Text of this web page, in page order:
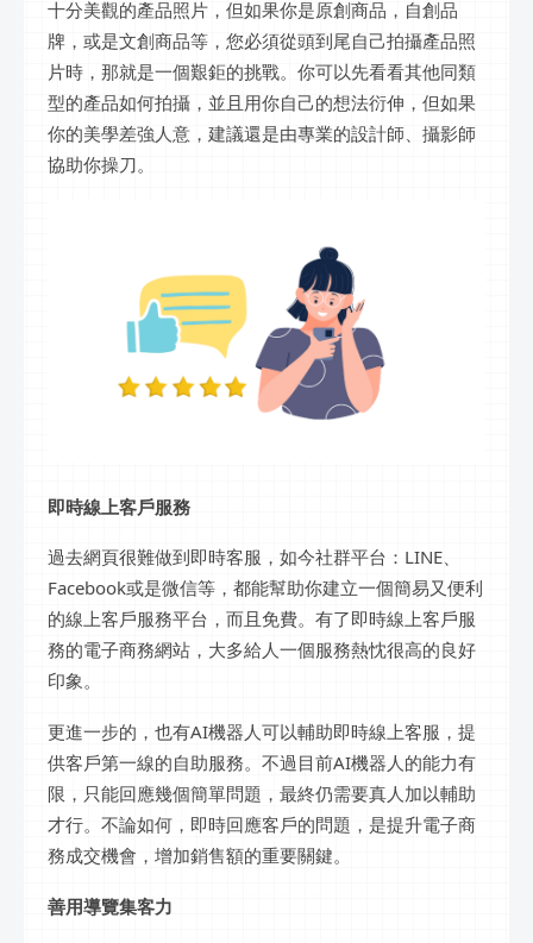
十分美觀的產品照片，但如果你是原創商品，自創品
牌，或是文創商品等，您必須從頭到尾自己拍攝產品照
片時，那就是一個艱鉅的挑戰。你可以先看看其他同類
型的產品如何拍攝，並且用你自己的想法衍伸，但如果
你的美學差強人意，建議還是由專業的設計師、攝影師
協助你操刀。
即時線上客戶服務
過去網頁很難做到即時客服，如今社群平台：LINE、
Facebook或是微信等，都能幫助你建立一個簡易又便利
的線上客戶服務平台，而且免費。有了即時線上客戶服
務的電子商務網站，大多給人一個服務熱忱很高的良好
印象。
更進一步的，也有AI機器人可以輔助即時線上客服，提
供客戶第一線的自助服務。不過目前AI機器人的能力有
限，只能回應幾個簡單問題，最終仍需要真人加以輔助
才行。不論如何，即時回應客戶的問題，是提升電子商
務成交機會，增加銷售額的重要關鍵。
善用導覽集客力